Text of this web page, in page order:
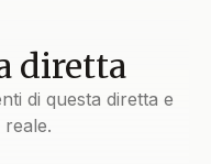
diretta
di questa diretta e